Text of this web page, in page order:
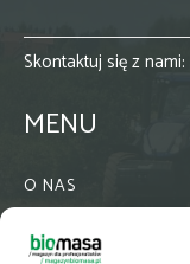
Skontaktuj się z nami:
MENU
O NAS
WSPÓŁPRACA